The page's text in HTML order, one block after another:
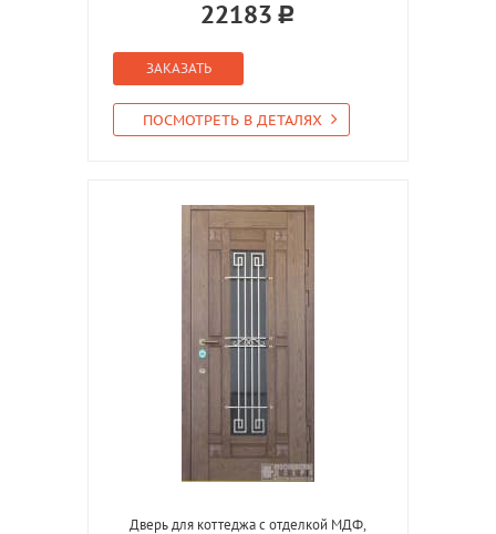
22183
ЗАКАЗАТЬ
ПОСМОТРЕТЬ В ДЕТАЛЯХ
Дверь для коттеджа с отделкой МДФ,